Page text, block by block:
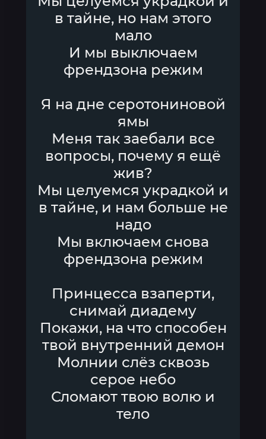
в тайне, но нам этого
мало
И мы выключаем
френдзона режим
Я на дне серотониновой
ямы
Меня так заебали все
вопросы, почему я ещё
жив?
Мы целуемся украдкой и
в тайне, и нам больше не
надо
Мы включаем снова
френдзона режим
Принцесса взаперти,
снимай диадему
Покажи, на что способен
твой внутренний демон
Молнии слёз сквозь
серое небо
Сломают твою волю и
тело